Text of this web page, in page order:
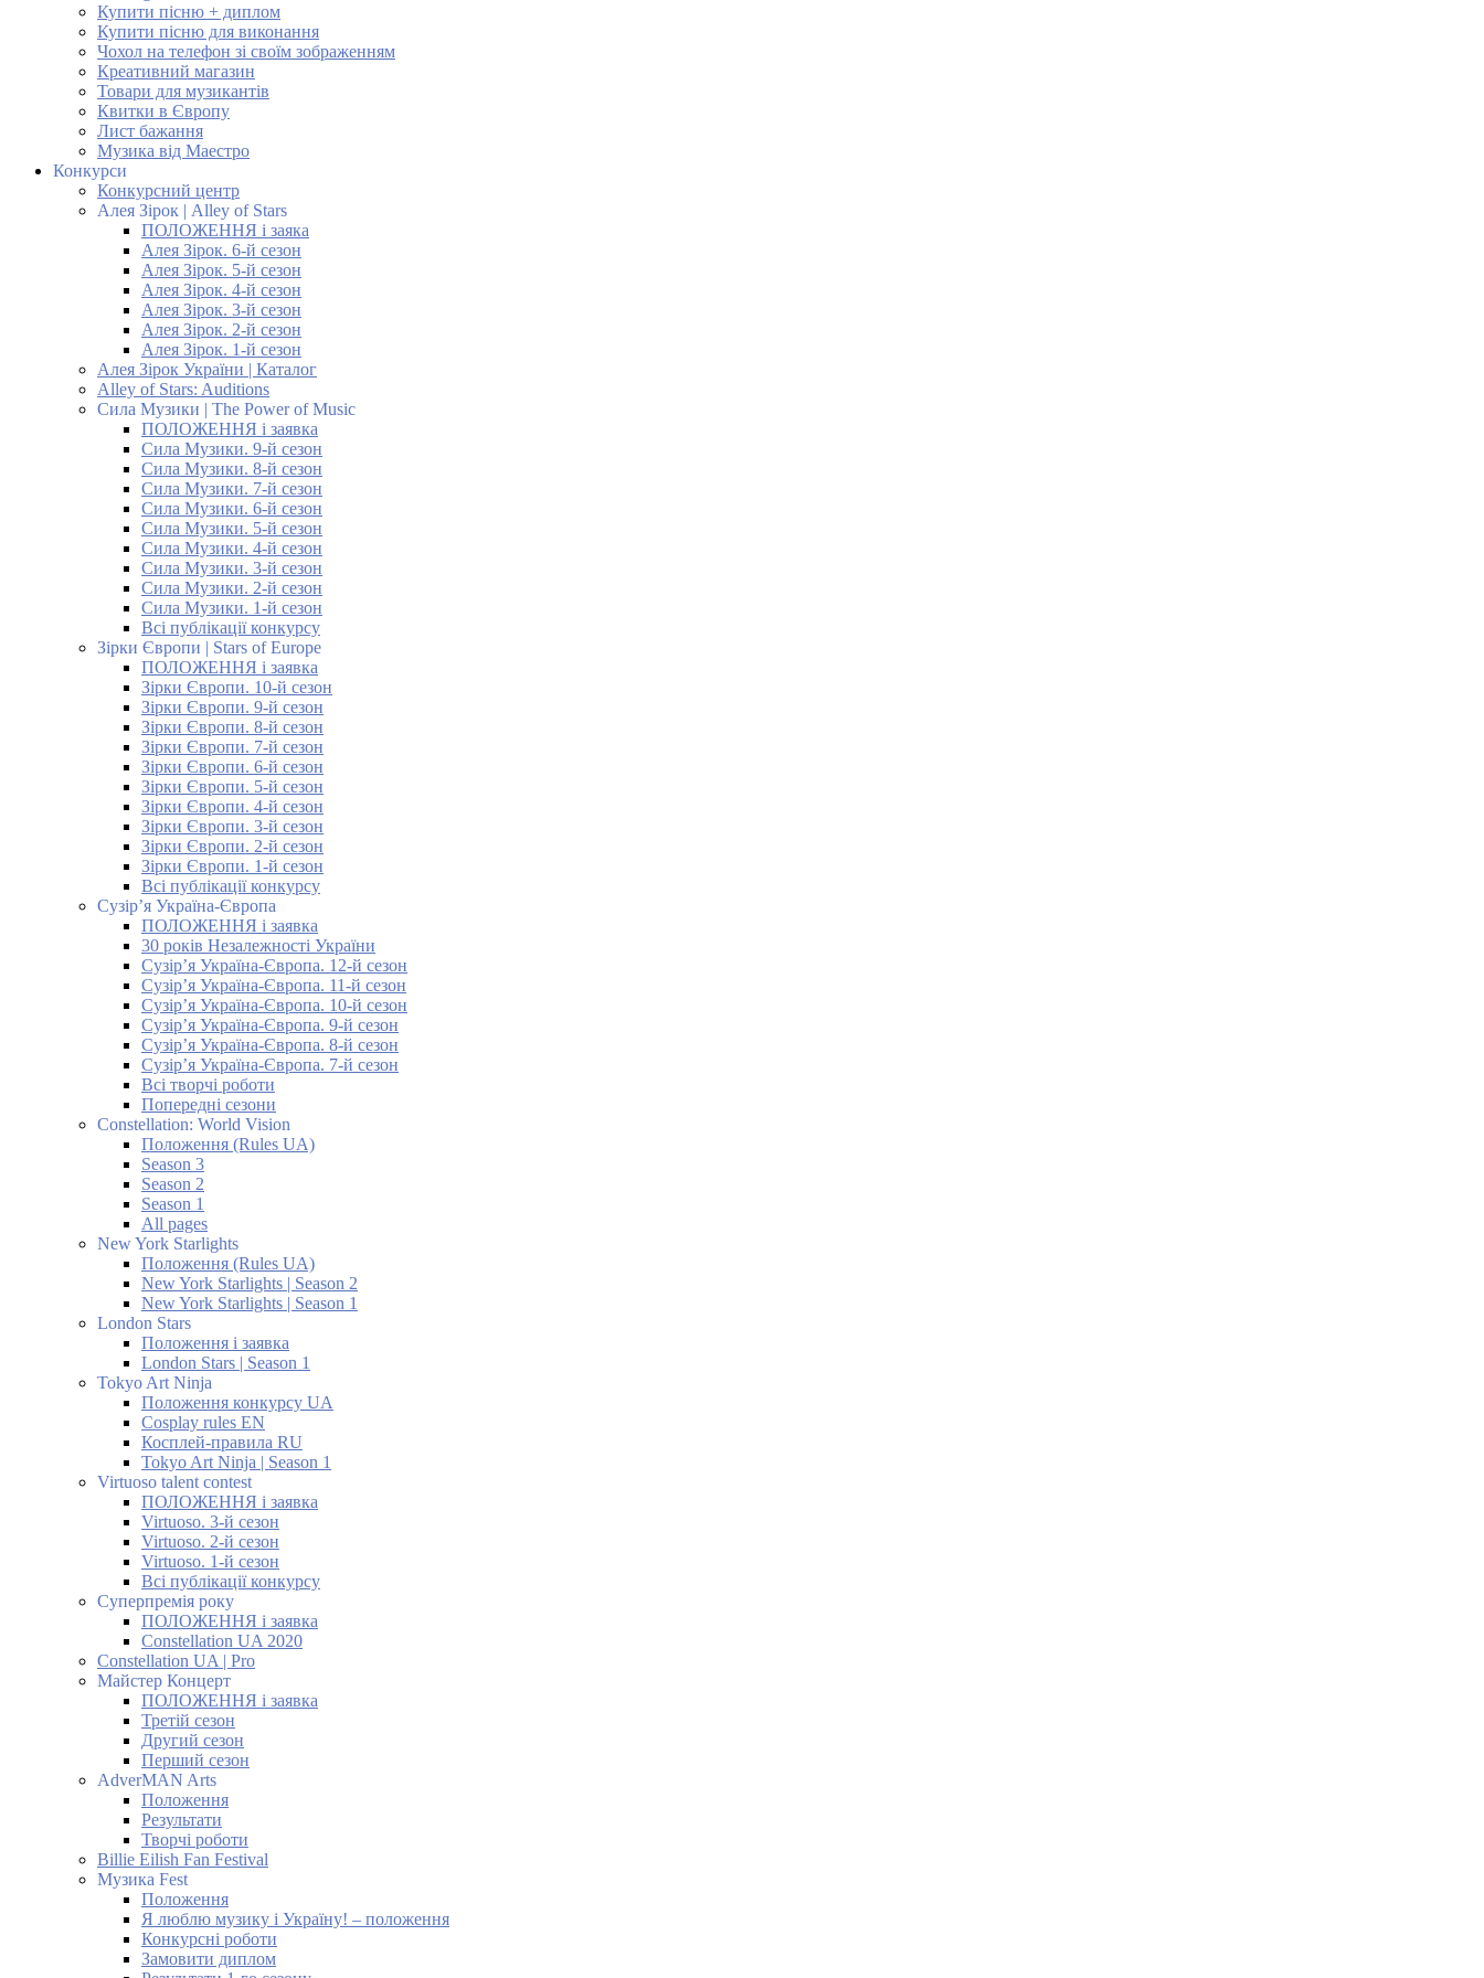
Купити пісню + диплом
Купити пісню для виконання
Чохол на телефон зі своїм зображенням
Креативний магазин
Товари для музикантів
Квитки в Європу
Лист бажання
Музика від Маестро
Конкурси
Конкурсний центр
Алея Зірок | Alley of Stars
ПОЛОЖЕННЯ і заяка
Алея Зірок. 6-й сезон
Алея Зірок. 5-й сезон
Алея Зірок. 4-й сезон
Алея Зірок. 3-й сезон
Алея Зірок. 2-й сезон
Алея Зірок. 1-й сезон
Алея Зірок України | Каталог
Alley of Stars: Auditions
Сила Музики | The Power of Music
ПОЛОЖЕННЯ і заявка
Сила Музики. 9-й сезон
Сила Музики. 8-й сезон
Сила Музики. 7-й сезон
Сила Музики. 6-й сезон
Сила Музики. 5-й сезон
Сила Музики. 4-й сезон
Сила Музики. 3-й сезон
Сила Музики. 2-й сезон
Сила Музики. 1-й сезон
Всі публікації конкурсу
Зірки Європи | Stars of Europe
ПОЛОЖЕННЯ і заявка
Зірки Європи. 10-й сезон
Зірки Європи. 9-й сезон
Зірки Європи. 8-й сезон
Зірки Європи. 7-й сезон
Зірки Європи. 6-й сезон
Зірки Європи. 5-й сезон
Зірки Європи. 4-й сезон
Зірки Європи. 3-й сезон
Зірки Європи. 2-й сезон
Зірки Європи. 1-й сезон
Всі публікації конкурсу
Сузір’я Україна-Європа
ПОЛОЖЕННЯ і заявка
30 років Незалежності України
Сузір’я Україна-Європа. 12-й сезон
Сузір’я Україна-Європа. 11-й сезон
Сузір’я Україна-Європа. 10-й сезон
Сузір’я Україна-Європа. 9-й сезон
Сузір’я Україна-Європа. 8-й сезон
Сузір’я Україна-Європа. 7-й сезон
Всі творчі роботи
Попередні сезони
Constellation: World Vision
Положення (Rules UA)
Season 3
Season 2
Season 1
All pages
New York Starlights
Положення (Rules UA)
New York Starlights | Season 2
New York Starlights | Season 1
London Stars
Положення і заявка
London Stars | Season 1
Tokyo Art Ninja
Положення конкурсу UA
Cosplay rules EN
Косплей-правила RU
Tokyo Art Ninja | Season 1
Virtuoso talent contest
ПОЛОЖЕННЯ і заявка
Virtuoso. 3-й сезон
Virtuoso. 2-й сезон
Virtuoso. 1-й сезон
Всі публікації конкурсу
Суперпремія року
ПОЛОЖЕННЯ і заявка
Constellation UA 2020
Constellation UA | Pro
Майстер Концерт
ПОЛОЖЕННЯ і заявка
Третій сезон
Другий сезон
Перший сезон
AdverMAN Arts
Положення
Результати
Творчі роботи
Billie Eilish Fan Festival
Музика Fest
Положення
Я люблю музику і Україну! – положення
Конкурсні роботи
Замовити диплом